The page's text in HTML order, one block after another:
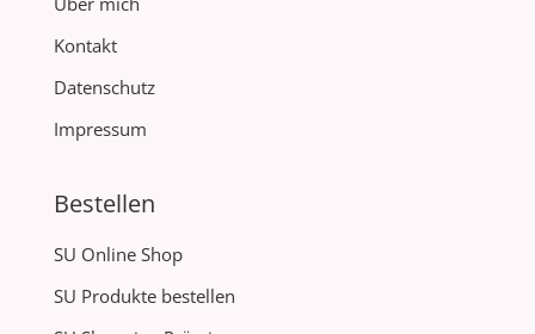
Kontakt
Datenschutz
Impressum
Bestellen
SU Online Shop
SU Produkte bestellen